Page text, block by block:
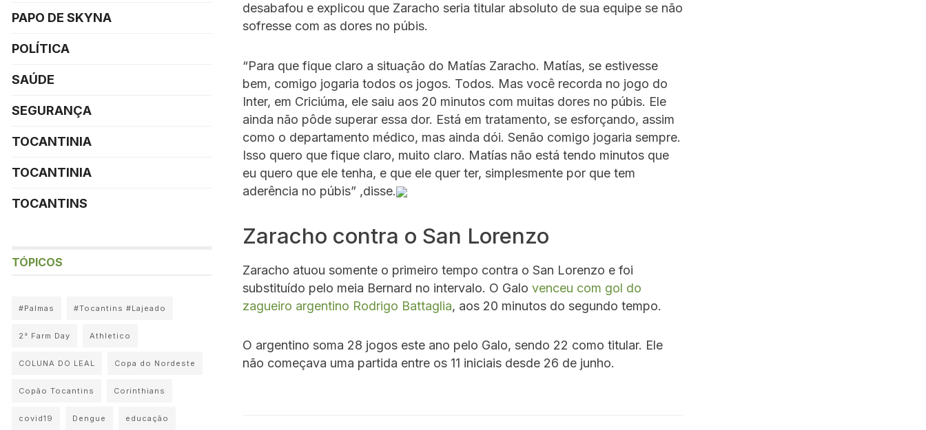
desabafou e explicou que Zaracho seria titular absoluto de sua equipe se não
sofresse com as dores no púbis.
“Para que fique claro a situação do Matías Zaracho. Matías, se estivesse
bem, comigo jogaria todos os jogos. Todos. Mas você recorda no jogo do
Inter, em Criciúma, ele saiu aos 20 minutos com muitas dores no púbis. Ele
ainda não pôde superar essa dor. Está em tratamento, se esforçando, assim
como o departamento médico, mas ainda dói. Senão comigo jogaria sempre.
Isso quero que fique claro, muito claro. Matías não está tendo minutos que
eu quero que ele tenha, e que ele quer ter, simplesmente por que tem
aderência no púbis” ,disse.
Zaracho contra o San Lorenzo
Zaracho atuou somente o primeiro tempo contra o San Lorenzo e foi
substituído pelo meia Bernard no intervalo. O Galo venceu com gol do
zagueiro argentino Rodrigo Battaglia, aos 20 minutos do segundo tempo.
O argentino soma 28 jogos este ano pelo Galo, sendo 22 como titular. Ele
não começava uma partida entre os 11 iniciais desde 26 de junho.
PAPO DE SKYNA
POLÍTICA
SAÚDE
SEGURANÇA
TOCANTINIA
TOCANTINIA
TOCANTINS
TÓPICOS
#Palmas #Tocantins #Lajeado
2° Farm Day Athletico
COLUNA DO LEAL Copa do Nordeste
Copão Tocantins Corinthians
covid19 Dengue educação